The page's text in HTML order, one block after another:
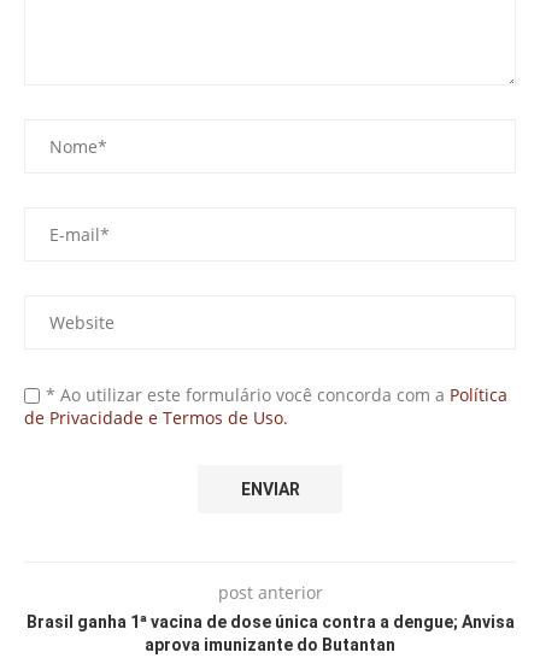
* Ao utilizar este formulário você concorda com a Política
de Privacidade e Termos de Uso.
post anterior
Brasil ganha 1ª vacina de dose única contra a dengue; Anvisa
aprova imunizante do Butantan